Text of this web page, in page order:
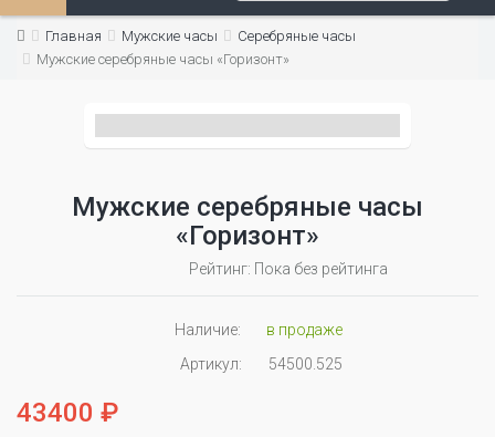
Главная Мужские часы
Серебряные часы
Мужские серебряные часы «Горизонт»
Мужские серебряные часы
«Горизонт»
Рейтинг: Пока без рейтинга
Наличие:
в продаже
Артикул:
54500.525
43400 ₽